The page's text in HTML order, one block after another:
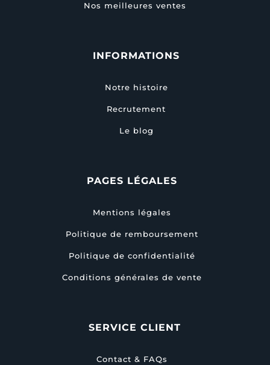
Nos meilleures ventes
INFORMATIONS
Notre histoire
Recrutement
Le blog
PAGES LÉGALES
Mentions légales
Politique de remboursement
Politique de confidentialité
Conditions générales de vente
SERVICE CLIENT
Contact & FAQs